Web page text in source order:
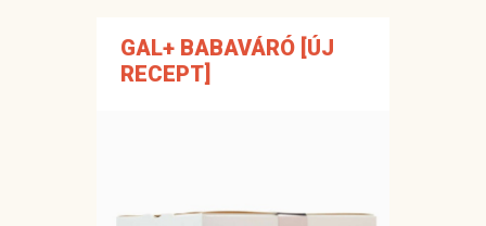
GAL+ BABAVÁRÓ [ÚJ
RECEPT]